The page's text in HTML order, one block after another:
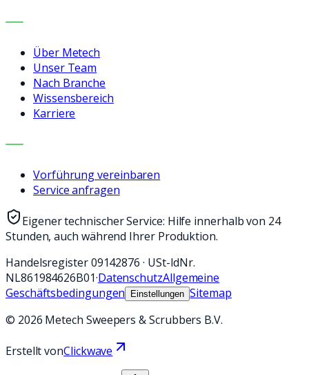
UNTERNEHMEN
Über Metech
Unser Team
Nach Branche
Wissensbereich
Karriere
KONTAKT
Vorführung vereinbaren
Service anfragen
Eigener technischer Service: Hilfe innerhalb von 24
Stunden, auch während Ihrer Produktion.
Handelsregister09142876 · USt-IdNr.
NL861984626B01·DatenschutzAllgemeine
Geschäftsbedingungen
Einstellungen Sitemap
© 2026 Metech Sweepers & Scrubbers B.V.
Erstellt vonClickwave